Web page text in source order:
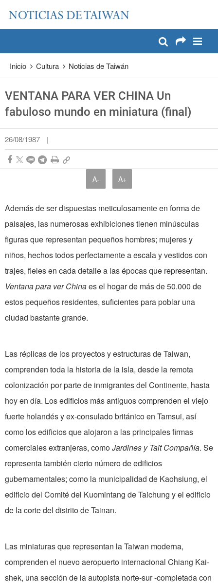
Pase a contenido principal
Inicio Cultura Noticias de Taiwán
VENTANA PARA VER CHINA Un
fabuloso mundo en miniatura (final)
26/08/1987 |
A- A+
Además de ser dispuestas meticulosamente en forma de
paisajes, las numerosas exhibiciones tienen minúsculas
figuras que representan pequeños hombres; mujeres y
niños, hechos todos perfectamente a escala y vestidos con
trajes, fieles en cada detalle a las épocas que representan.
Ventana para ver Chinaes el hogar de más de 50.000 de
estos pequeños residentes, suficientes para poblar una
ciudad bastante grande.
Las réplicas de los proyectos y estructuras de Taiwan,
comprenden toda la historia de la isla, desde la remota
colonización por parte de inmigrantes del Continente, hasta
hoy en día. Los edificios más antiguos comprenden el viejo
fuerte holandés y ex-consulado británico en Tamsui, así
como los edificios que alojaron a las principales firmas
comerciales extranjeras, comoJardines y Tait Compañía. Se
representa también cierto número de edificios
gubernamentales; como la municipalidad de Kaohsiung, el
edificio del Comité del Kuomintang de Taichung y el edificio
de la corte del distrito de Tainan.
Las miniaturas que representan la Taiwan moderna,
comprenden el nuevo aeropuerto internacional Chiang Kai-
shek, una sección de la autopista norte-sur -completada con